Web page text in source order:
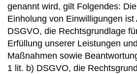
genannt wird, gilt Folgendes:
Einholung von Einwilligungen
DSGVO, die Rechtsgrundlage
Erfüllung unserer Leistungen
Maßnahmen sowie
1 lit. b) DSGVO, die